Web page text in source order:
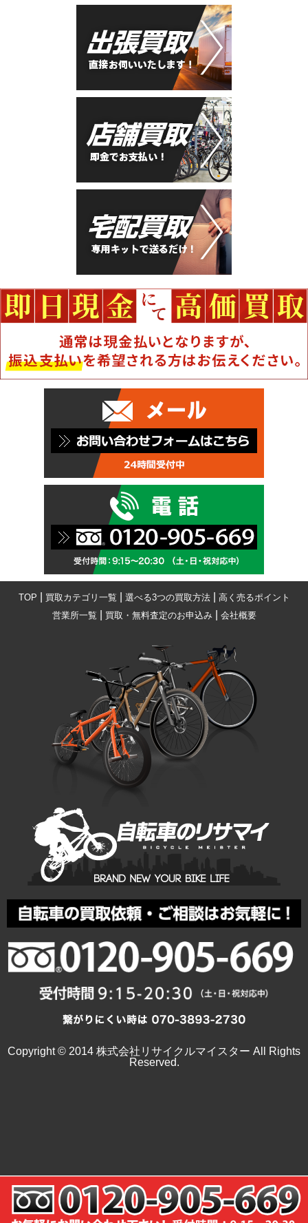
TOP 買取カテゴリ一覧 選べる3つの買取方法| 高く売るポイント
営業所一覧
買取・無料査定のお申込み| 会社概要
Copyright © 2014 株式会社リサイクルマイスター All Rights
Reserved.